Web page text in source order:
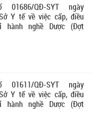
QĐ-SYT ngày
Y tế về việc cấp, điều
hành nghề Dược (Đợt
QĐ-SYT ngày
Y tế về việc cấp, điều
hành nghề Dược (Đợt